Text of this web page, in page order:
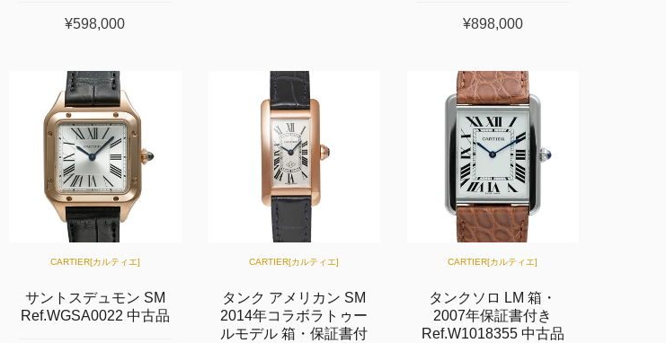
¥598,000 ¥898,000
CARTIER[カルティエ]
サントスデュモン SM
Ref.WGSA0022 中古品
CARTIER[カルティエ]
タンク アメリカン SM
2014年コラボラトゥー
ルモデル 箱・保証書付
CARTIER[カルティエ]
タンクソロ LM 箱・
2007年保証書付き
Ref.W1018355 中古品